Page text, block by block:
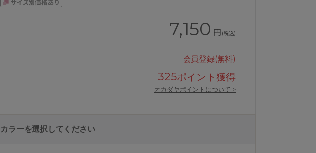
7,150 円 (税込)
会員登録(無料)
325ポイント獲得
オカダヤポイントについて >
カラーを選択してください